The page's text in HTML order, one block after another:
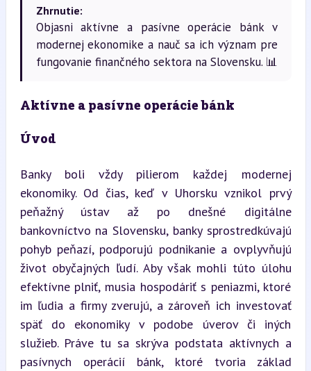
Zhrnutie:
Objasni aktívne a pasívne operácie bánk v
modernej ekonomike a nauč sa ich význam pre
fungovanie finančného sektora na Slovensku. 📊
Aktívne a pasívne operácie bánk
Úvod
Banky boli vždy pilierom každej modernej
ekonomiky. Od čias, keď v Uhorsku vznikol prvý
peňažný ústav až po dnešné digitálne
bankovníctvo na Slovensku, banky sprostredkúvajú
pohyb peňazí, podporujú podnikanie a ovplyvňujú
život obyčajných ľudí. Aby však mohli túto úlohu
efektívne plniť, musia hospodáriť s peniazmi, ktoré
im ľudia a firmy zverujú, a zároveň ich investovať
späť do ekonomiky v podobe úverov či iných
služieb. Práve tu sa skrýva podstata aktívnych a
pasívnych operácií bánk, ktoré tvoria základ